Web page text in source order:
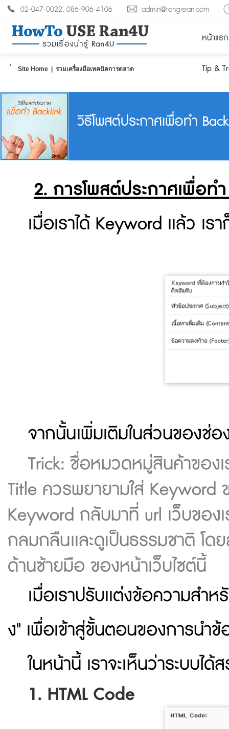
02-047-0022, 086-906-4106 admin@rongrean.com
หน้าแรก
Tip &
Site Home รวมเครื่องมือเทคนิคการตลาด
วิธีโพสต์ประกาศเพื่อทำ
2. การโพสต์ประกาศเพื่อท
เมื่อเราได้ Keyword เเล้ว เ
จากนั้นเพิ่มเติมในส่วนของช่
Trick: ชื่อหมวดหมู่สินค้าของเ
Title ควรพยายามใส่ Keyword
Keyword กลับมาที่ url เว็บของเ
กลมกลืนเเละดูเป็นธรรมชาติ โ
ด้านซ้ายมือ ของหน้าเว็บไซต์นี้
เมื่อเราปรับเเต่งข้อความสำ
ง" เพื่อเข้าสู่ขั้นตอนของการนำข้
ในหน้านี้ เราจะเห็นว่าระบบ
1. HTML Code